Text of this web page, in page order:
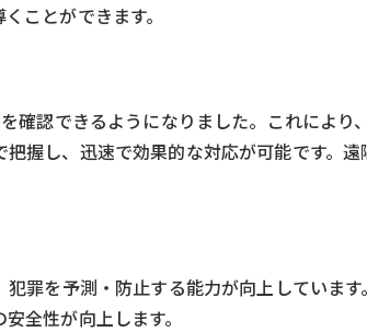
ことができます。
確認できるようになりました。これにより
握し、迅速で効果的な対応が可能です。遠
罪を予測・防止する能力が向上しています
全性が向上します。